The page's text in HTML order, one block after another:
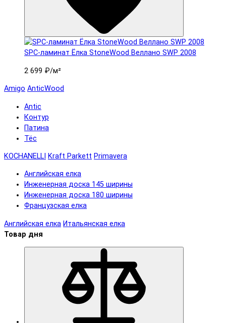
SPC-ламинат Ëлка StoneWood Веллано SWP 2008
2 699 ₽/м²
Amigo AnticWood
Antic
Контур
Патина
Тёс
KOCHANELLI Kraft Parkett Primavera
Английская елка
Инженерная доска 145 ширины
Инженерная доска 180 ширины
Французская елка
Английская елка Итальянская елка
Товар дня